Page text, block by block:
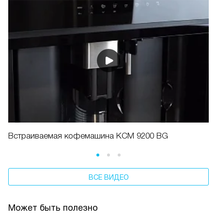
Встраиваемая кофемашина KCM 9200 BG
ВСЕ ВИДЕО
Может быть полезно